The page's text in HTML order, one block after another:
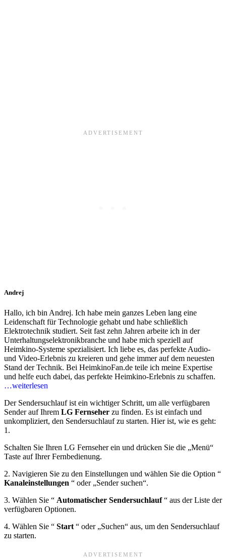
Andrej
Hallo, ich bin Andrej. Ich habe mein ganzes Leben lang eine
Leidenschaft für Technologie gehabt und habe schließlich
Elektrotechnik studiert. Seit fast zehn Jahren arbeite ich in der
Unterhaltungselektronikbranche und habe mich speziell auf
Heimkino-Systeme spezialisiert. Ich liebe es, das perfekte Audio-
und Video-Erlebnis zu kreieren und gehe immer auf dem neuesten
Stand der Technik. Bei HeimkinoFan.de teile ich meine Expertise
und helfe euch dabei, das perfekte Heimkino-Erlebnis zu schaffen.
…weiterlesen
Der Sendersuchlauf ist ein wichtiger Schritt, um alle verfügbaren
Sender auf Ihrem LG Fernseher zu finden. Es ist einfach und
unkompliziert, den Sendersuchlauf zu starten. Hier ist, wie es geht:
1.
Schalten Sie Ihren LG Fernseher ein und drücken Sie die „Menü“
Taste auf Ihrer Fernbedienung.
2. Navigieren Sie zu den Einstellungen und wählen Sie die Option “
Kanaleinstellungen “ oder „Sender suchen“.
3. Wählen Sie “ Automatischer Sendersuchlauf“ aus der Liste der
verfügbaren Optionen.
4. Wählen Sie “ Start “ oder „Suchen“ aus, um den Sendersuchlauf
zu starten.